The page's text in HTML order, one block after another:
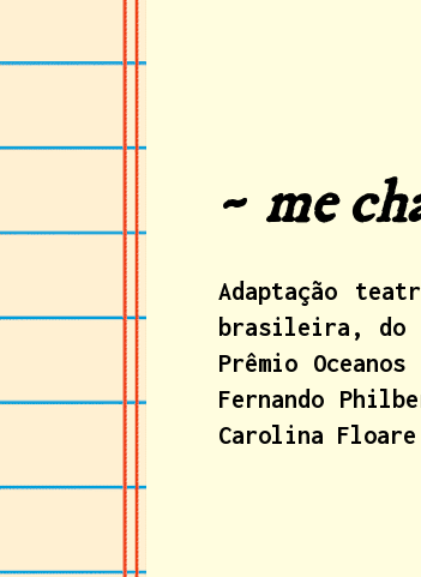
~ me
Adaptação
brasileira, do
Prêmio
Fernando
Carolina Floare